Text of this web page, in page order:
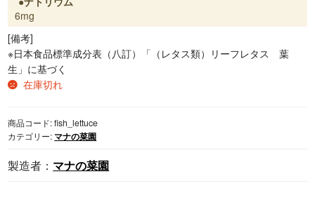
6mg
[備考]
※日本食品標準成分表（八訂）「（レタス類）リーフレタス 葉
生」に基づく
在庫切れ
商品コード:fish_lettuce
カテゴリー: マナの菜園
マナの菜園